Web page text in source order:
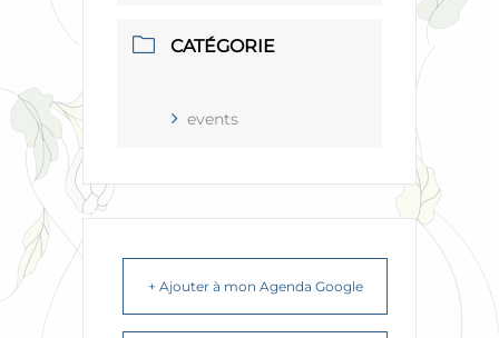
CATÉGORIE
events
+ Ajouter à mon Agenda Google